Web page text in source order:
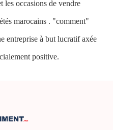
les occasions de vendre
marocains . "comment"
entreprise à but lucratif axée
positive.